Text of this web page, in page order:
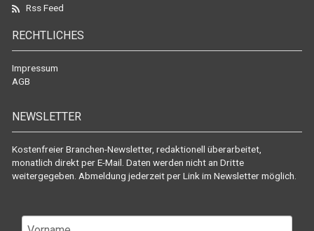
Rss Feed
RECHTLICHES
Impressum
AGB
NEWSLETTER
Kostenfreier Branchen-Newsletter, redaktionell überarbeitet,
monatlich direkt per E-Mail. Daten werden nicht an Dritte
weitergegeben. Abmeldung jederzeit per Link im Newsletter möglich.